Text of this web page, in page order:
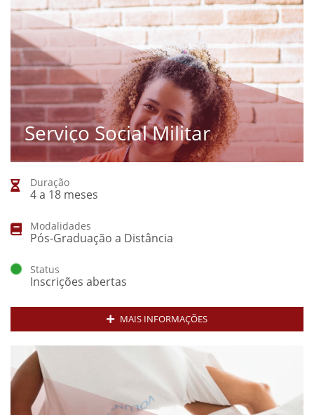
Serviço Social Militar
Duração
4 a 18 meses
Modalidades
Pós-Graduação a Distância
Status
Inscrições abertas
MAIS INFORMAÇÕES